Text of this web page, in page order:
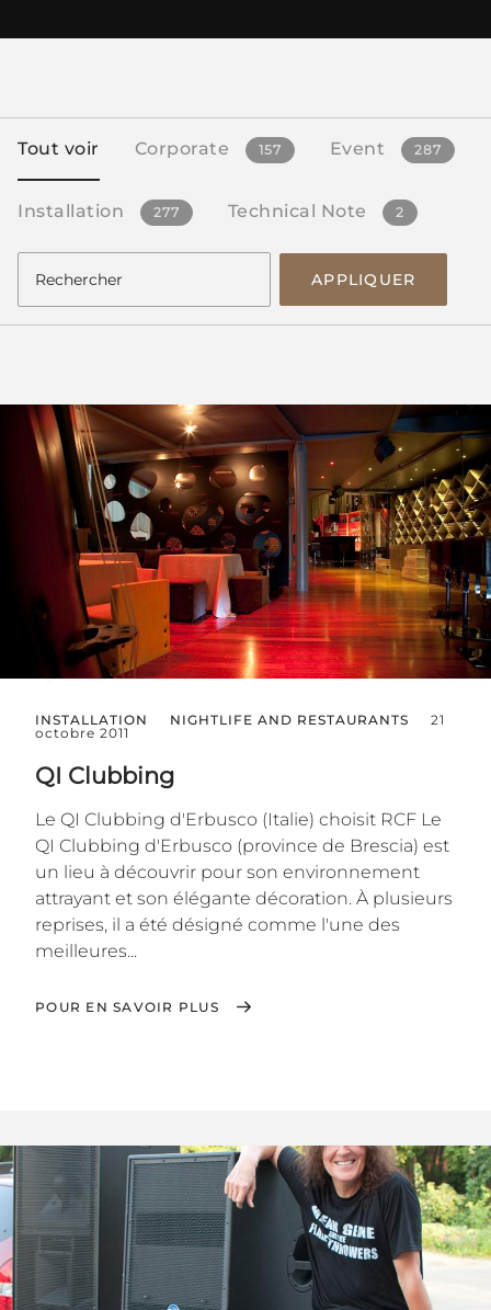
Tout voir Corporate 157 Event 287
Installation 277 Technical Note 2
APPLIQUER
INSTALLATION NIGHTLIFE AND RESTAURANTS
21
octobre 2011
QI Clubbing
Le QI Clubbing d'Erbusco (Italie) choisit RCF Le
QI Clubbing d'Erbusco (province de Brescia) est
un lieu à découvrir pour son environnement
attrayant et son élégante décoration. À plusieurs
reprises, il a été désigné comme l'une des
meilleures...
POUR EN SAVOIR PLUS